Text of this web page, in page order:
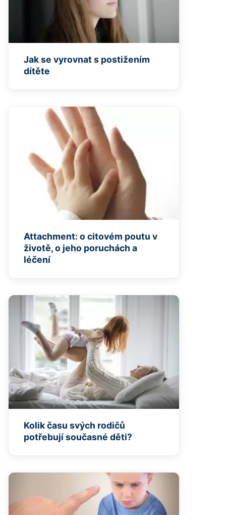
Jak se vyrovnat s postižením
dítěte
Attachment: o citovém poutu v
životě, o jeho poruchách a
léčení
Kolik času svých rodičů
potřebují současné děti?